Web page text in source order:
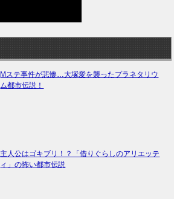
Mステ事件が悲惨…大塚愛を襲ったプラネタリウ
ム都市伝説！
主人公はゴキブリ！？「借りぐらしのアリエッテ
ィ」の怖い都市伝説